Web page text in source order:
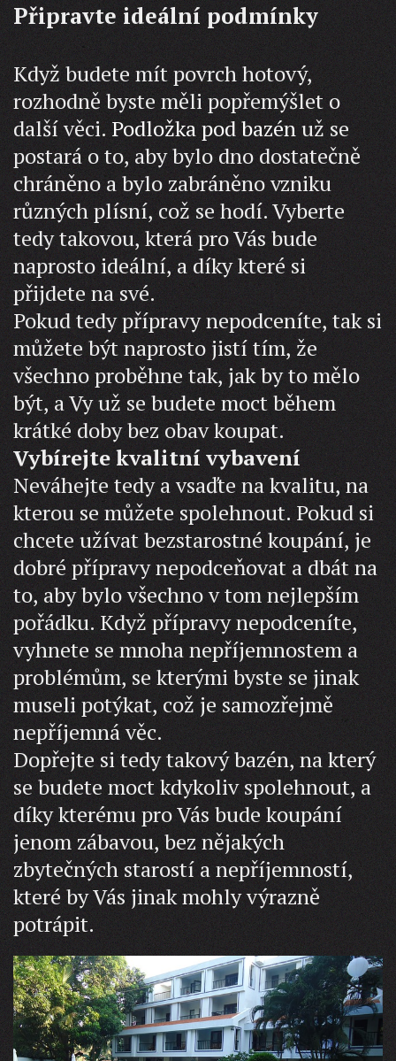
Připravte ideální podmínky
Když budete mít povrch hotový,
rozhodně byste měli popřemýšlet o
další věci.Podložka pod bazénuž se
postará o to, aby bylo dno dostatečně
chráněno a bylo zabráněno vzniku
různých plísní, což se hodí. Vyberte
tedy takovou, která pro Vás bude
naprosto ideální, a díky které si
přijdete na své.
Pokud tedy přípravy nepodceníte, tak si
můžete být naprosto jistí tím, že
všechno proběhne tak, jak by to mělo
být, a Vy už se budete moct během
krátké doby bez obav koupat.
Vybírejte kvalitní vybavení
Neváhejte tedy a vsaďte na kvalitu, na
kterou se můžete spolehnout. Pokud si
chcete užívat bezstarostné koupání, je
dobré přípravy nepodceňovat a dbát na
to, aby bylo všechno v tom nejlepším
pořádku. Když přípravy nepodceníte,
vyhnete se mnoha nepříjemnostem a
problémům, se kterými byste se jinak
museli potýkat, což je samozřejmě
nepříjemná věc.
Dopřejte si tedy takový bazén, na který
se budete moct kdykoliv spolehnout, a
díky kterému pro Vás bude koupání
jenom zábavou, bez nějakých
zbytečných starostí a nepříjemností,
které by Vás jinak mohly výrazně
potrápit.